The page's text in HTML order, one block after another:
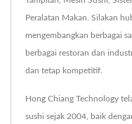
Peralatan Makan. Silakan
mengembangkan berbagai
berbagai restoran dan
dan tetap kompetitif.
Hong Chiang Technology
sushi sejak 2004, baik